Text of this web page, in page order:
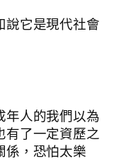
說它是現代社會
年人的我們以為
有了一定資歷之
係，恐怕太樂